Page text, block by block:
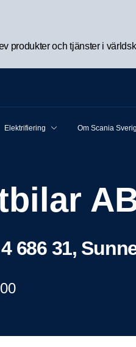
produkter och tjänster i
Elektrifiering Om Scania
686 31,